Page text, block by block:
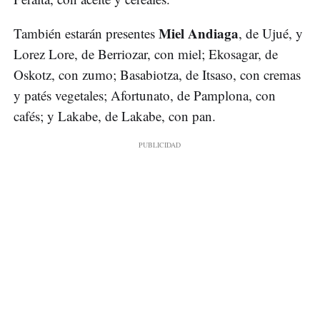
También estarán presentes Miel Andiaga, de Ujué, y
Lorez Lore, de Berriozar, con miel; Ekosagar, de
Oskotz, con zumo; Basabiotza, de Itsaso, con cremas
y patés vegetales; Afortunato, de Pamplona, con
cafés; y Lakabe, de Lakabe, con pan.